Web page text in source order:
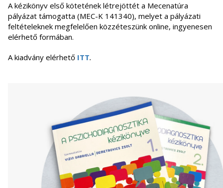
A kézikönyv első kötetének létrejöttét a Mecenatúra
pályázat támogatta (MEC-K 141340), melyet a pályázati
feltételeknek megfelelően közzéteszünk online, ingyenesen
elérhető formában.
A kiadvány elérhető ITT.